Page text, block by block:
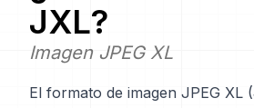
JXL?
Imagen JPEG XL
El formato de imagen JPEG XL